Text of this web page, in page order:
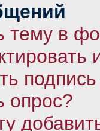
тему в
опрос?